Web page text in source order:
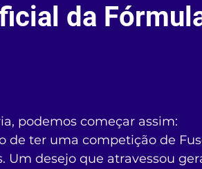
da
podemos começar assim:
de ter uma competição de
Um desejo que atravessou